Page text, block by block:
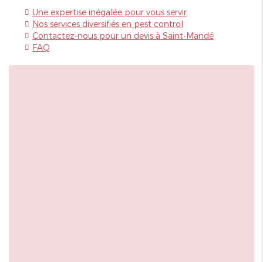
Une expertise inégalée pour vous servir
Nos services diversifiés en pest control
Contactez-nous pour un devis à Saint-Mandé
FAQ